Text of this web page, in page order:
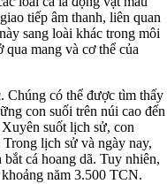
tiếp âm thanh, liên quan
sang loài khác trong môi
mang và cơ thể của
Chúng có thể được tìm thấy
con suối trên núi cao đến
suốt lịch sử, con
lịch sử và ngày nay,
bắt cá hoang dã. Tuy nhiên,
năm 3.500 TCN.